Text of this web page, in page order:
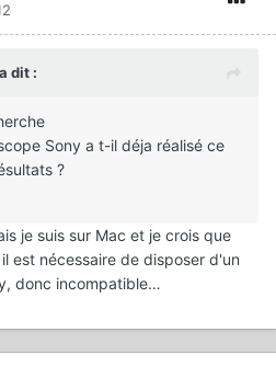
dit :
Sony a t-il déja réalisé ce
?
je suis sur Mac et je crois que
est nécessaire de disposer d'un
donc incompatible…